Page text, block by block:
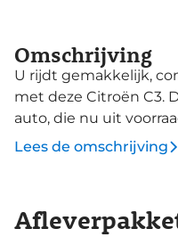
Omschrijving
U rijdt gemakkelijk,
met deze Citroën C3.
auto, die nu uit
komt voor rekening
behoren ook 17 inch
Lees de omschrijving